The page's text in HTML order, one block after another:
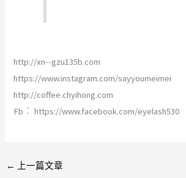
http://xn--gzu135b.com
https://www.instagram.com/sayyoumeimei
http://coffee.chyihong.com
Fb︰ https://www.facebook.com/eyelash530
← 上一篇文章